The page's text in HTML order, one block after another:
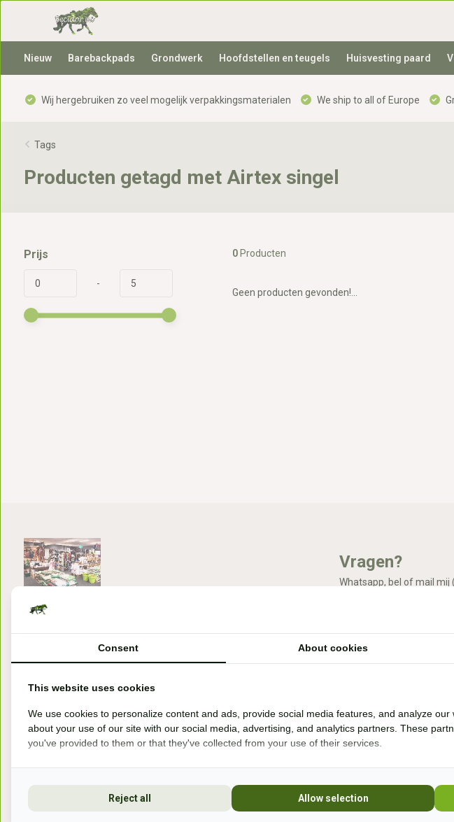
Nieuw Barebackpads Grondwerk Hoofdstellen en teugels Huisvesting paard
Wij hergebruiken zo veel mogelijk verpakkingsmaterialen We ship to all of Europe
Tags
Producten getagd met Airtex singel
Prijs
-
0Producten
Geen producten gevonden!...
Bezoek onze winkel
Openingstijden
Vragen?
Whatsapp, bel of mail mij
10 jaar ijzerloos en
paradise. Sinds 20
Consent About cookies
This website uses cookies
We use cookies to personalize content and ads, provide social media features, and analyze
about your use of our site with our social media, advertising, and analytics partners. These
you've provided to them or that they've collected from your use of their services.
Reject all Allow selection